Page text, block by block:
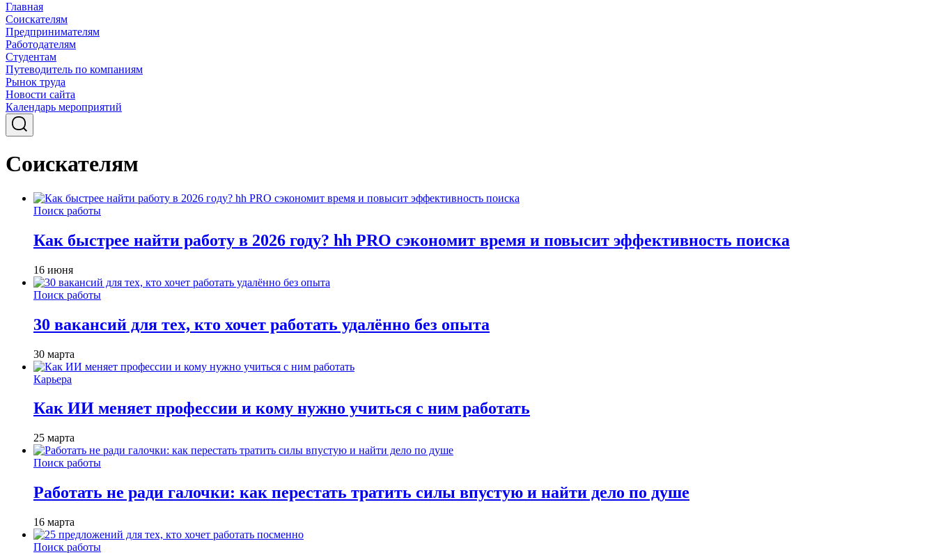
Главная
Соискателям
Предпринимателям
Работодателям
Студентам
Путеводитель по компаниям
Рынок труда
Новости сайта
Календарь мероприятий
Соискателям
Поиск работы
Как быстрее найти работу в 2026 году? hh PRO сэкономит время и повысит эффективность поиска
16 июня
Поиск работы
30 вакансий для тех, кто хочет работать удалённо без опыта
30 марта
Карьера
Как ИИ меняет профессии и кому нужно учиться с ним работать
25 марта
Поиск работы
Работать не ради галочки: как перестать тратить силы впустую и найти дело по душе
16 марта
Поиск работы